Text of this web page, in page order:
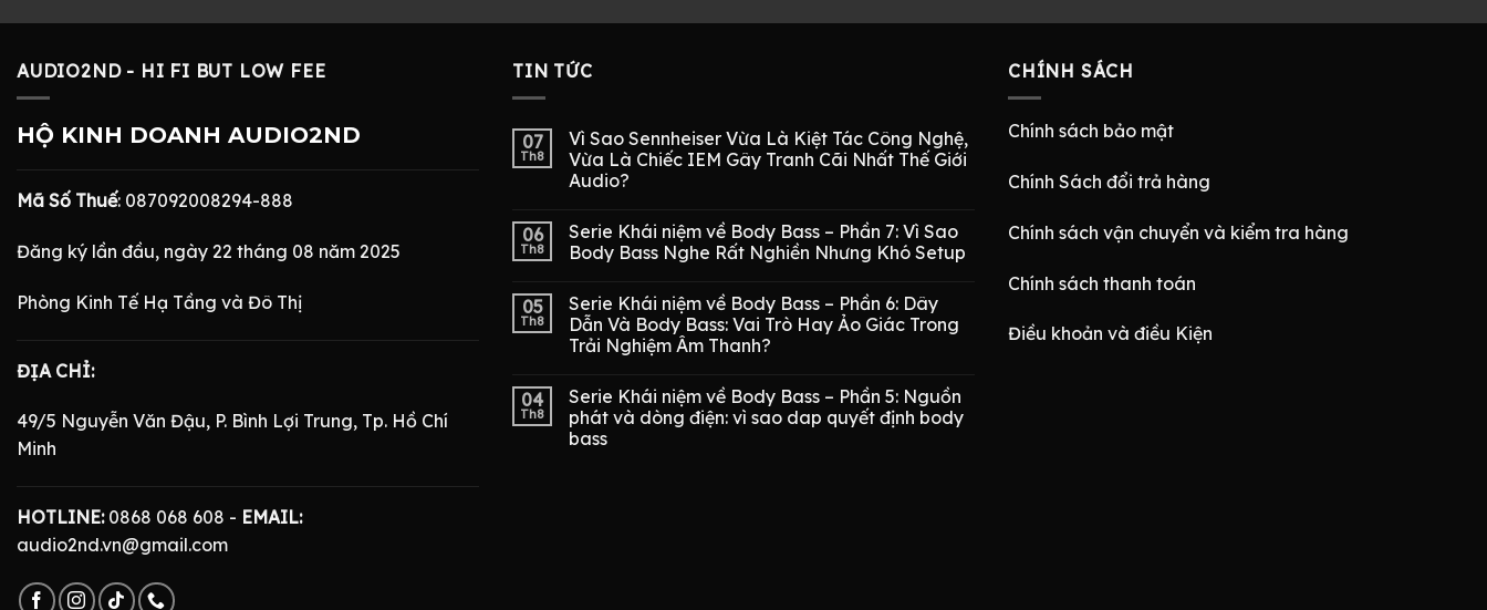
AUDIO2ND - HI FI BUT LOW FEE
HỘ KINH DOANH AUDIO2ND
Mã Số Thuế: 087092008294-888
Đăng ký lần đầu, ngày 22 tháng 08 năm 2025
Phòng Kinh Tế Hạ Tầng và Đô Thị
ĐỊA CHỈ:
49/5 Nguyễn Văn Đậu, P. Bình Lợi Trung, Tp. Hồ Chí
Minh
HOTLINE:0868 068 608 - EMAIL:
audio2nd.vn@gmail.com
TIN TỨC
07
Th8
Vì Sao Sennheiser Vừa Là Kiệt Tác Công Nghệ,
Vừa Là Chiếc IEM Gây Tranh Cãi Nhất Thế Giới
Audio?
06
Th8
Serie Khái niệm về Body Bass – Phần 7: Vì Sao
Body Bass Nghe Rất Nghiền Nhưng Khó Setup
05
Th8
Serie Khái niệm về Body Bass – Phần 6: Dây
Dẫn Và Body Bass: Vai Trò Hay Ảo Giác Trong
Trải Nghiệm Âm Thanh?
04
Th8
Serie Khái niệm về Body Bass – Phần 5: Nguồn
phát và dòng điện: vì sao dap quyết định body
bass
CHÍNH SÁCH
Chính sách bảo mật
Chính Sách đổi trả hàng
Chính sách vận chuyển và kiểm tra hàng
Chính sách thanh toán
Điều khoản và điều Kiện